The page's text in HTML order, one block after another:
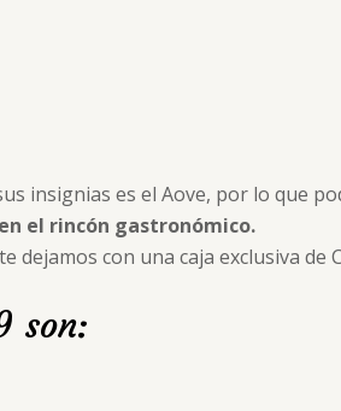
insignias es el Aove, por lo que
el rincón gastronómico.
con una caja exclusiva de
son: